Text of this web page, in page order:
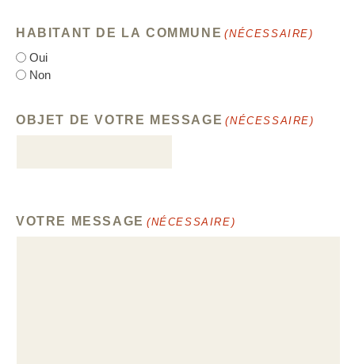
HABITANT DE LA COMMUNE (NÉCESSAIRE)
Oui
Non
OBJET DE VOTRE MESSAGE (NÉCESSAIRE)
VOTRE MESSAGE (NÉCESSAIRE)